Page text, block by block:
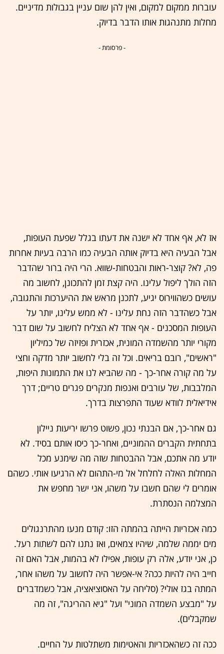
עוברות ממקום למקום, ואין להן שום עניין בגבולות מדיניים.
מחלות מתנהגות אותו הדבר בדיוק.
- פרסומת -
אז לא, אף אחד לא ישנה את דעתו בגלל שפעת העופות,
אבל הבעיה היא בדיוק אותה הבעיה כמו הרבה בעיות אחרות
פה, לא? קוצר-ראות והבטחות-שווא. הרי היה ברור שהדבר
הזה הולך ליפול עלינו. היה קצת זמן להתכונן, לחשוב מה
עושים כשהווירוס יגיע, לתכנן מראש את ההיערכות והתגובה,
אבל כשהדבר הזה נחת עלינו - לא ממש עלינו, יותר על
העופות המסכנים - אף אחד לא הצליח לחשוב על שום דבר
מקורי יותר מהשמדה המונית, אכזרית ופזיזה של כמיליון
"ראשים", רובם בריאים. וכל זה בלי לחשוב יותר מדקה וחצי
על מה קורה אחר-כך - מה שהביא לנו את התמונות היפות,
המלבבות, של עורבים ואנפות מנקרים פגרים טריים; דרך
אידיאלית לוודא שעוד התפרצות בדרך.
גם אחר-כך, אם הבנתי נכון, פשוט פרשו יריעות ניילון
בתחתית הקברים ההמוניים, ואחר-כך כיסו אותם בסיד. לא
יודע מה אתכם, אבל ההבטחות שזה מה שימנע מכל
המחלות האלה לחלחל אל מי-התהום לא הרגיעו אותי. כשהם
אומרים לי שהם חשבו על משהו, אני ישר מחפש את
המצלמה הנסתרת.
כמה אכזריות הייתה בהמתה הזו: קודם מנעו מהתרנגולים
מים יממה שלמה, שיהיו צמאים, ואז נתנו להם לשתות רעל.
כן, אני יודע, אלה רק עופות, אפילו לא בהמות, אבל האם זה
חייב היה להיות ככה? אי-אפשר היה לחשוב על משהו אחר,
המתה בגז אולי? (סליחה על האסוציאציה, אבל כשמדברים
על "מבצע השמדה המוני" ועל "גיא ההריגה", זה מה
שמקבלים).
ככה זה כשהאכזריות והאטימות משתלטות על החיים.